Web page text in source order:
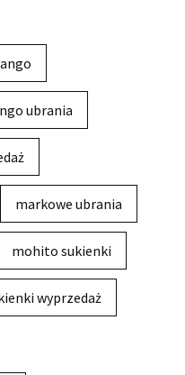
ubrania
markowe ubrania
mohito sukienki
wyprzedaż